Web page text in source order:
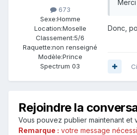
673
Sexe:Homme
Location:Moselle
Classement:5/6
Raquette:non renseigné
Modèle:Prince
Spectrum 03
Merci
Donc,
Rejoindre la
Vous pouvez publier maintenant et
Remarque : votre message